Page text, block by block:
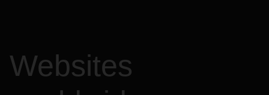
Websites